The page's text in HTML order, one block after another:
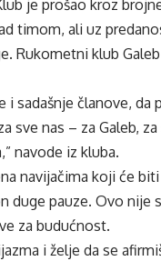
je prošao kroz
timom, ali uz
Rukometni klub
i sadašnje članove,
sve nas – za Galeb,
navode iz kluba.
navijačima koji će
duge pauze. Ovo nije
za budućnost.
i želje da se